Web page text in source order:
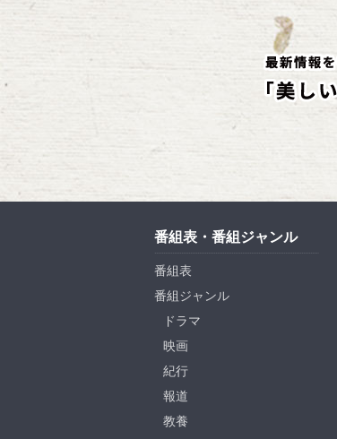
番組表・番組ジャンル
番組表
番組ジャンル
ドラマ
映画
紀行
報道
教養